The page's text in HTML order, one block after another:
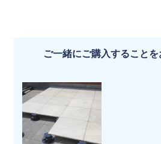
ご一緒にご購入すること